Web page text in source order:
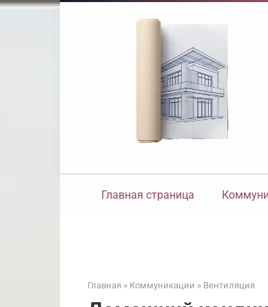
Перейти
Главная страница
Главная » Коммуникации » Вентиляция